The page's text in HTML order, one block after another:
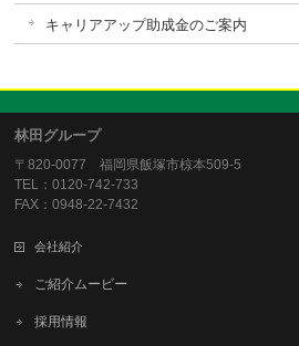
キャリアアップ助成金のご案内
林田グループ
〒820-0077 福岡県飯塚市椋本509-5
TEL：0120-742-733
FAX：0948-22-7432
会社紹介
ご紹介ムービー
採用情報